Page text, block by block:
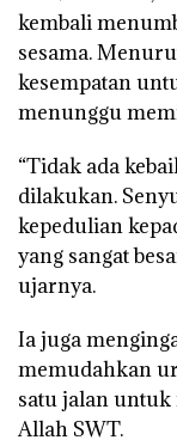
kembali
sesama.
kesempatan
menunggu
“Tidak ada
dilakukan.
kepedulian
yang sangat
ujarnya.
Ia juga
memudahkan
satu jalan
Allah SWT.